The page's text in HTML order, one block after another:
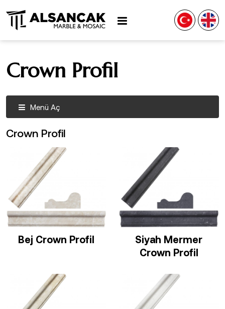
Crown Profil
Menü Aç
Crown Profil
Bej Crown Profil
Siyah Mermer
Crown Profil